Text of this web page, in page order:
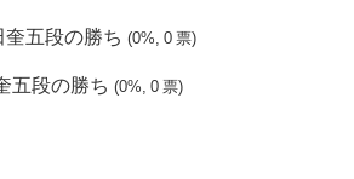
五段の勝ち (0%, 0 票)
五段の勝ち (0%, 0 票)